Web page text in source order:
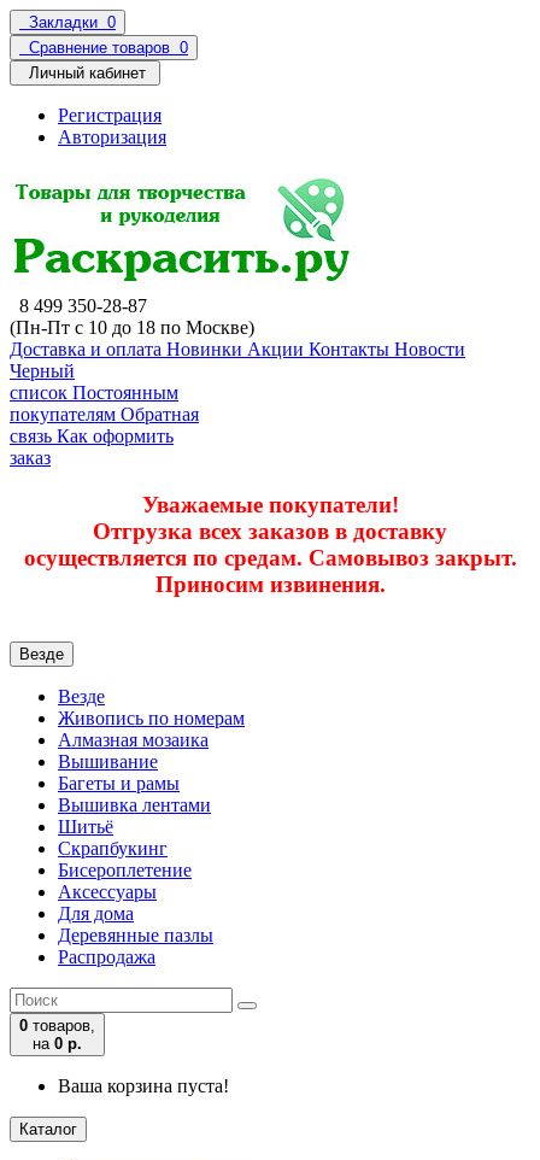
Закладки 0
Сравнение товаров 0
Личный кабинет
Регистрация
Авторизация
8 499 350-28-87
(Пн-Пт с 10 до 18 по Москве)
Доставка и оплата Новинки Акции Контакты Новости
Черный
список Постоянным
покупателям Обратная
связь Как оформить
заказ
Уважаемые покупатели!
Отгрузка всех заказов в доставку
осуществляется по средам. Самовывоз закрыт.
Приносим извинения.
Везде
Везде
Живопись по номерам
Алмазная мозаика
Вышивание
Багеты и рамы
Вышивка лентами
Шитьё
Скрапбукинг
Бисероплетение
Аксессуары
Для дома
Деревянные пазлы
Распродажа
0 товаров,
на 0 р.
Ваша корзина пуста!
Каталог